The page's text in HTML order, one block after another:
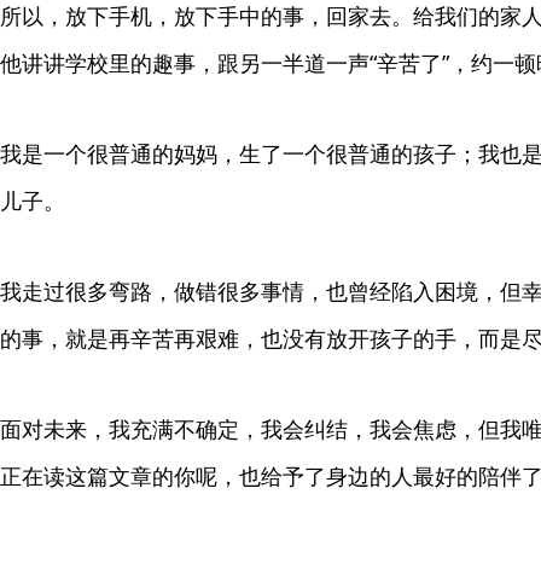
所以，放下手机，放下手中的事，回家去。给我们的家
他讲讲学校里的趣事，跟另一半道一声“辛苦了”，约一
我是一个很普通的妈妈，生了一个很普通的孩子；我也
儿子。
我走过很多弯路，做错很多事情，也曾经陷入困境，但
的事，就是再辛苦再艰难，也没有放开孩子的手，而是
面对未来，我充满不确定，我会纠结，我会焦虑，但我
正在读这篇文章的你呢，也给予了身边的人最好的陪伴